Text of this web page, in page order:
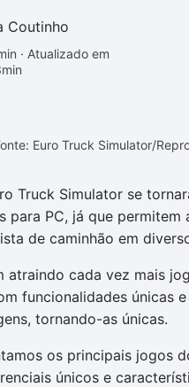
Coutinho
· Atualizado em
Euro Truck Simulator/
Truck Simulator se
para PC, já que
de caminhão em
atraindo cada vez mais
funcionalidades únicas
tornando-as únicas.
os principais jogos
únicos e